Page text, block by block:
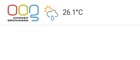
26.1°C